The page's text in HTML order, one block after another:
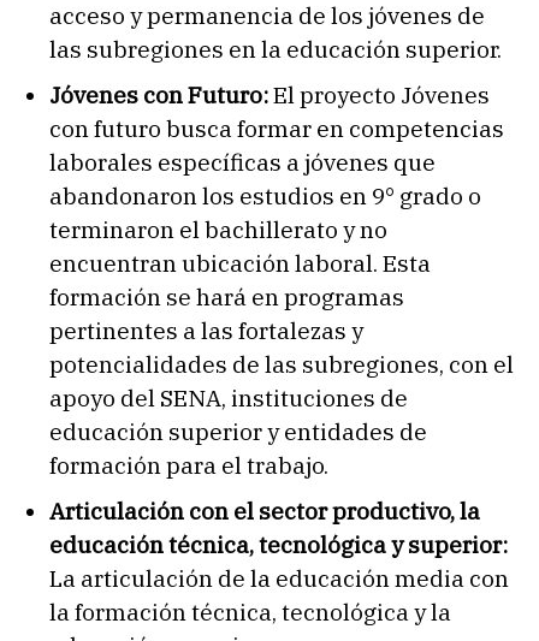
acceso y permanencia de los jóvenes de
las subregiones en la educación superior.
Jóvenes con Futuro:El proyecto Jóvenes
con futuro busca formar en competencias
laborales específicas a jóvenes que
abandonaron los estudios en 9° grado o
terminaron el bachillerato y no
encuentran ubicación laboral. Esta
formación se hará en programas
pertinentes a las fortalezas y
potencialidades de las subregiones, con el
apoyo del SENA, instituciones de
educación superior y entidades de
formación para el trabajo.
Articulación con el sector productivo, la
educación técnica, tecnológica y superior:
La articulación de la educación media con
la formación técnica, tecnológica y la